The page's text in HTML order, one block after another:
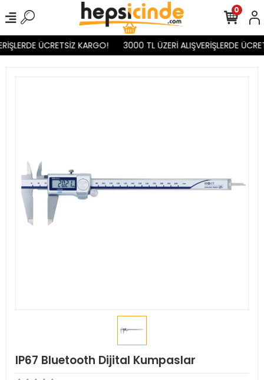
ÜCRETSİZ KARGO! 3000 TL ÜZERİ ALIŞVERİŞLERDE
0
IP67 Bluetooth Dijital Kumpaslar